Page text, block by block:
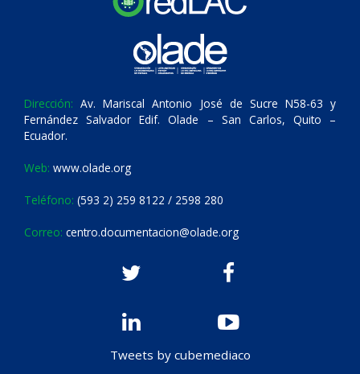
Dirección: Av. Mariscal Antonio José de Sucre N58-63 y
Fernández Salvador Edif. Olade – San Carlos, Quito –
Ecuador.
Web: www.olade.org
Teléfono: (593 2) 259 8122 / 2598 280
Correo: centro.documentacion@olade.org
Tweets by cubemediaco